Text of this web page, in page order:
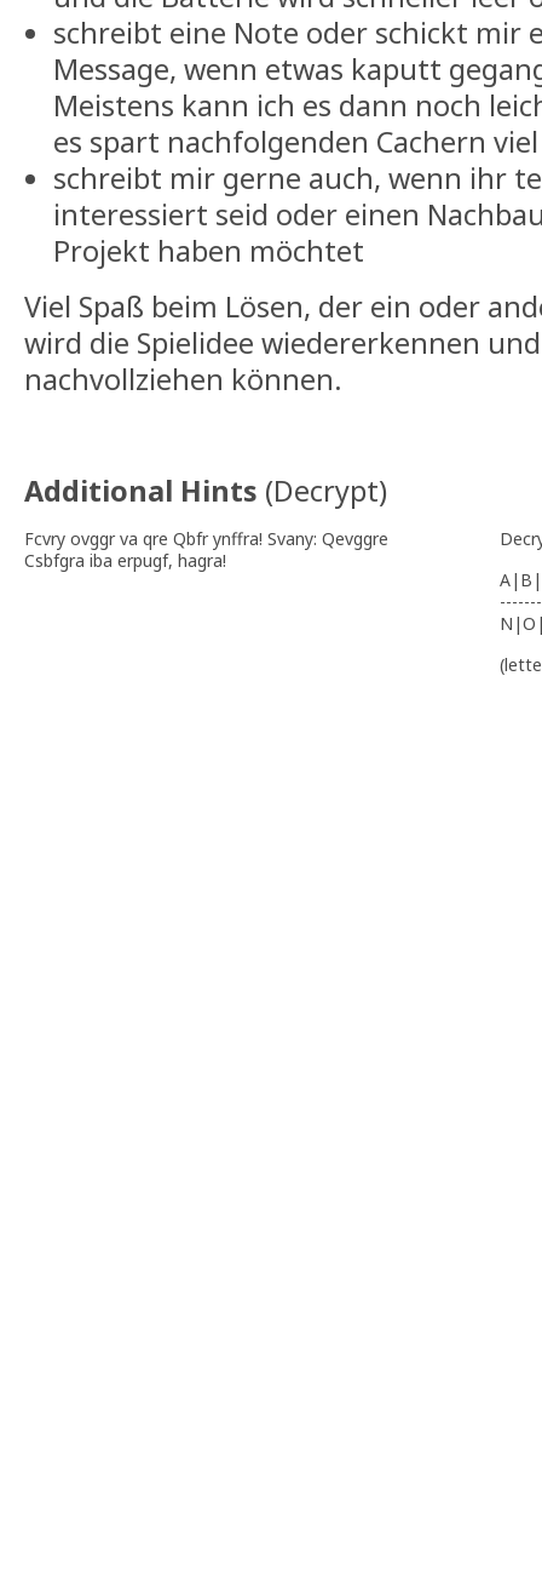
schreibt eine Note oder schickt mir
Message, wenn etwas kaputt
Meistens kann ich es dann noch
es spart nachfolgenden Cachern
schreibt mir gerne auch, wenn ihr
interessiert seid oder einen
Projekt haben möchtet
Viel Spaß beim Lösen, der ein oder
wird die Spielidee wiedererkennen
nachvollziehen können.
Additional Hints (Decrypt)
Fcvry ovggr va qre Qbfr ynffra! Svany: Qevggre
Csbfgra iba erpugf, hagra!